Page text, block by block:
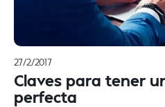
27/2/2017
Claves para tener
perfecta